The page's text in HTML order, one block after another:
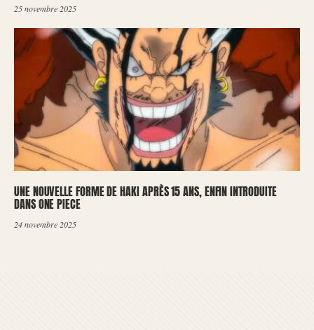
25 novembre 2025
UNE NOUVELLE FORME DE HAKI APRÈS 15 ANS, ENFIN INTRODUITE
DANS ONE PIECE
24 novembre 2025